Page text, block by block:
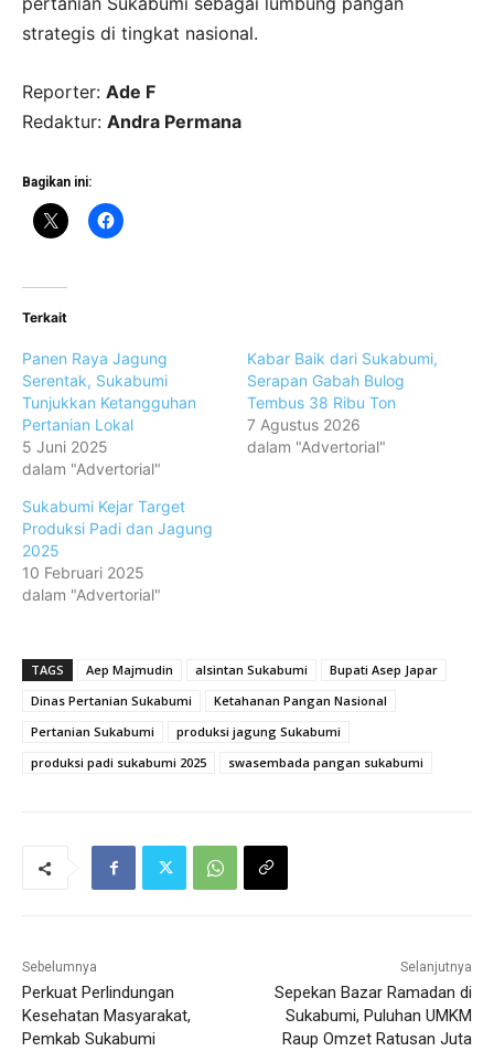
strategis di tingkat nasional.
Reporter: Ade F
Redaktur: Andra Permana
Bagikan ini:
Terkait
Panen Raya Jagung
Serentak, Sukabumi
Tunjukkan Ketangguhan
Pertanian Lokal
5 Juni 2025
dalam "Advertorial"
Kabar Baik dari Sukabumi,
Serapan Gabah Bulog
Tembus 38 Ribu Ton
7 Agustus 2026
dalam "Advertorial"
Sukabumi Kejar Target
Produksi Padi dan Jagung
2025
10 Februari 2025
dalam "Advertorial"
TAGS Aep Majmudin alsintan Sukabumi
Bupati Asep Japar
Dinas Pertanian Sukabumi
Ketahanan Pangan Nasional
Pertanian Sukabumi
produksi jagung Sukabumi
produksi padi sukabumi 2025
swasembada pangan sukabumi
Sebelumnya
Perkuat Perlindungan
Kesehatan Masyarakat,
Pemkab Sukabumi
Selanjutnya
Sepekan Bazar Ramadan di
Sukabumi, Puluhan UMKM
Raup Omzet Ratusan Juta